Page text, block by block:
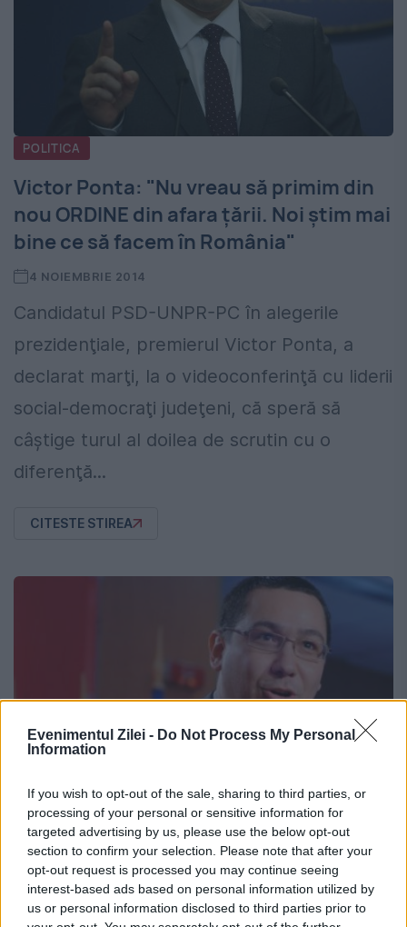
Evenimentul Zilei - Do Not Process My Personal
Information
If you wish to opt-out of the sale, sharing to third parties, or
processing of your personal or sensitive information for
targeted advertising by us, please use the below opt-out
section to confirm your selection. Please note that after your
opt-out request is processed you may continue seeing
interest-based ads based on personal information utilized by
us or personal information disclosed to third parties prior to
POLITICA
Victor Ponta: "Nu vreau să primim din
nou ORDINE din afara ţării. Noi ştim mai
bine ce să facem în România"
4 NOIEMBRIE 2014
Candidatul PSD-UNPR-PC în alegerile
prezidenţiale, premierul Victor Ponta, a
declarat marţi, la o videoconferinţă cu liderii
social-democraţi judeţeni, că speră să
câştige turul al doilea de scrutin cu o
diferenţă...
CITESTE STIREA
Ponta: "În cazul unei noi SUSPENDĂRI,